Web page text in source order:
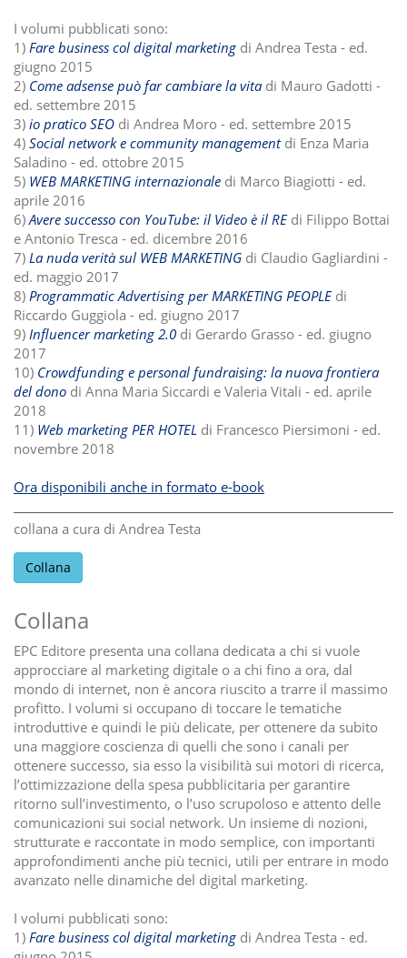
I volumi pubblicati sono:
1) Fare business col digital marketing di Andrea Testa - ed.
giugno 2015
2) Come adsense può far cambiare la vitadi Mauro Gadotti -
ed. settembre 2015
3) io pratico SEO di Andrea Moro - ed. settembre 2015
4) Social network e community managementdi Enza Maria
Saladino - ed. ottobre 2015
5) WEB MARKETING internazionale di Marco Biagiotti - ed.
aprile 2016
6)Avere successo con YouTube: il Video è il REdi Filippo Bottai
e Antonio Tresca - ed. dicembre 2016
7) La nuda verità sul WEB MARKETING di Claudio Gagliardini -
ed. maggio 2017
8) Programmatic Advertising per MARKETING PEOPLEdi
Riccardo Guggiola - ed. giugno 2017
9) Influencer marketing 2.0 di Gerardo Grasso - ed. giugno
2017
10) Crowdfunding e personal fundraising: la nuova frontiera
del dono di Anna Maria Siccardi e Valeria Vitali - ed. aprile
2018
11) Web marketing PER HOTEL di Francesco Piersimoni - ed.
novembre 2018
Ora disponibili anche in formato e-book
collana a cura di Andrea Testa
Collana
Collana
EPC Editore presenta una collana dedicata a chi si vuole
approcciare al marketing digitale o a chi fino a ora, dal
mondo di internet, non è ancora riuscito a trarre il massimo
profitto. I volumi si occupano di toccare le tematiche
introduttive e quindi le più delicate, per ottenere da subito
una maggiore coscienza di quelli che sono i canali per
ottenere successo, sia esso la visibilità sui motori di ricerca,
l’ottimizzazione della spesa pubblicitaria per garantire
ritorno sull’investimento, o l’uso scrupoloso e attento delle
comunicazioni sui social network. Un insieme di nozioni,
strutturate e raccontate in modo semplice, con importanti
approfondimenti anche più tecnici, utili per entrare in modo
avanzato nelle dinamiche del digital marketing.
I volumi pubblicati sono:
1) Fare business col digital marketing di Andrea Testa - ed.